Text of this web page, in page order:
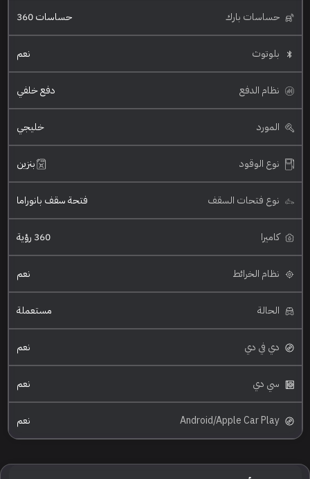
حساسات بارك حساسات 360
بلوتوث نعم
نظام الدفع دفع خلفي
المورد خليجي
نوع الوقود بنزين
نوع فتحات السقف فتحة سقف بانوراما
كاميرا 360 رؤية
نظام الخرائط نعم
الحالة مستعملة
دي في دي نعم
سي دي نعم
Android/Apple Car Play نعم